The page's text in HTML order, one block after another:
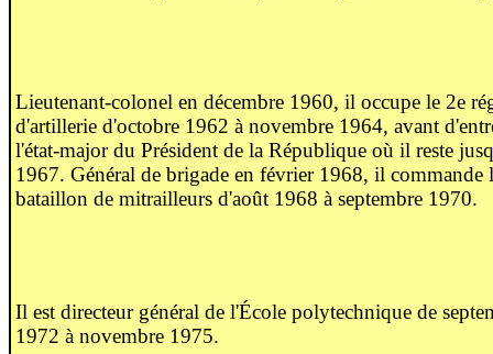
Lieutenant-colonel en décembre 1960, il occupe le 2e
d'artillerie d'octobre 1962 à novembre 1964, avant
l'état-major du Président de la République où il reste
1967. Général de brigade en février 1968, il commande
bataillon de mitrailleurs d'août 1968 à septembre 1970.
Il est directeur général de l'École polytechnique de
1972 à novembre 1975.